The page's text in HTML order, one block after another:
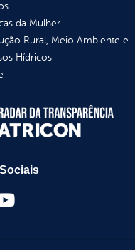
da Mulher
Rural, Meio Ambiente e
Hídricos